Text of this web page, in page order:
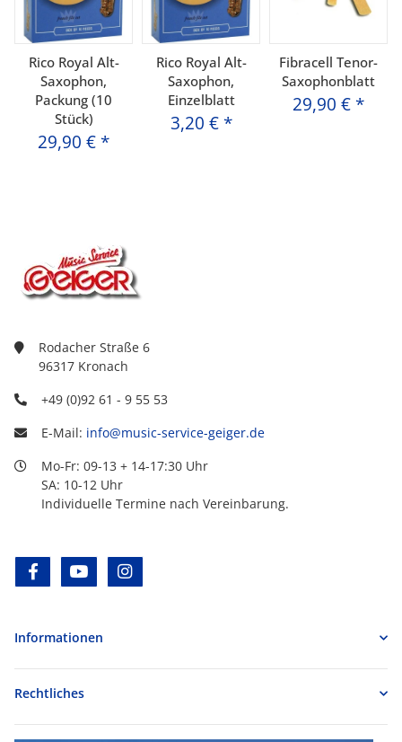
Rico Royal Alt-
Saxophon,
Packung (10
Stück)
29,90 € *
Rico Royal Alt-
Saxophon,
Einzelblatt
3,20 € *
Fibracell Tenor-
Saxophonblatt
29,90 € *
Rodacher Straße 6
96317 Kronach
+49 (0)92 61 - 9 55 53
E-Mail: info@music-service-geiger.de
Mo-Fr: 09-13 + 14-17:30 Uhr
SA: 10-12 Uhr
Individuelle Termine nach Vereinbarung.
facebookyoutube
Informationen
Rechtliches